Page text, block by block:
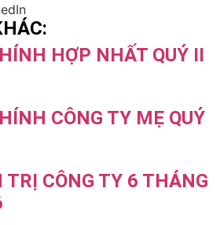
HỢP NHẤT QUÝ II
CÔNG TY MẸ QUÝ
TRỊ CÔNG TY 6 THÁNG